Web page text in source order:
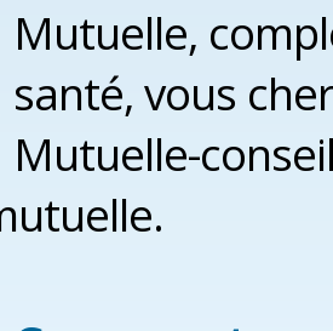
Mutuelle,
santé, vous
Mutuelle-